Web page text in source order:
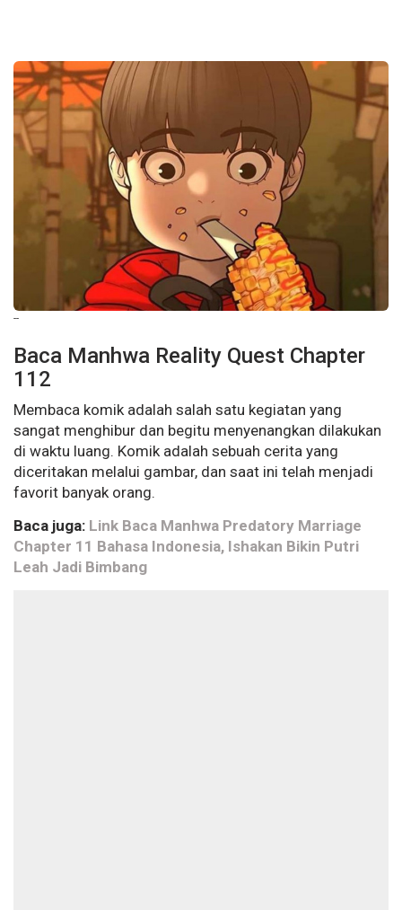
--
Baca Manhwa Reality Quest Chapter
112
Membaca komik adalah salah satu kegiatan yang
sangat menghibur dan begitu menyenangkan dilakukan
di waktu luang. Komik adalah sebuah cerita yang
diceritakan melalui gambar, dan saat ini telah menjadi
favorit banyak orang.
Baca juga: Link Baca Manhwa Predatory Marriage
Chapter 11 Bahasa Indonesia, Ishakan Bikin Putri
Leah Jadi Bimbang